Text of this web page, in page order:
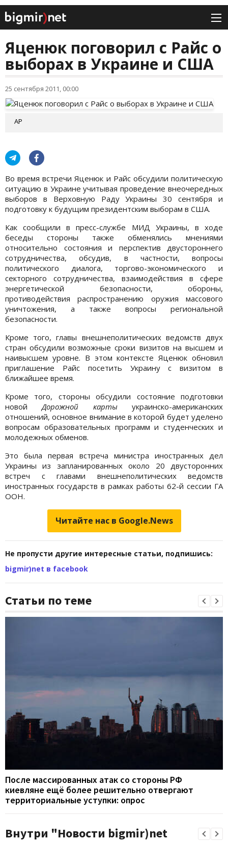
Яценюк поговорил с Райс о
выборах в Украине и США
25 сентября 2011, 00:00
АР
Во время встречи Яценюк и Райс обсудили политическую
ситуацию в Украине учитывая проведение внеочередных
выборов в Верховную Раду Украины 30 сентября и
подготовку к будущим президентским выборам в США.
Как сообщили в пресс-службе МИД Украины, в ходе
беседы стороны также обменялись мнениями
относительно состояния и перспектив двустороннего
сотрудничества, обсудив, в частности, вопросы
политического диалога, торгово-экономического и
секторного сотрудничества, взаимодействия в сфере
энергетической безопасности, обороны,
противодействия распространению оружия массового
уничтожения, а также вопросы региональной
безопасности.
Кроме того, главы внешнеполитических ведомств двух
стран обсудили возможные сроки визитов на высшем и
наивысшем уровне. В этом контексте Яценюк обновил
приглашение Райс посетить Украину с визитом в
ближайшее время.
Кроме того, стороны обсудили состояние подготовки
новойДорожной картыукраинско-американских
отношений, основное внимание в которой будет уделено
вопросам образовательных программ и студенческих и
молодежных обменов.
Это была первая встреча министра иностранных дел
Украины из запланированных около 20 двусторонних
встреч с главами внешнеполитических ведомств
иностранных государств в рамках работы 62-й сессии ГА
ООН.
Читайте нас в Google.News
Не пропусти другие интересные статьи, подпишись:
bigmir)net в facebook
Статьи по теме
После массированных атак со стороны РФ
киевляне ещё более решительно отвергают
территориальные уступки: опрос
Внутри "Новости bigmir)net